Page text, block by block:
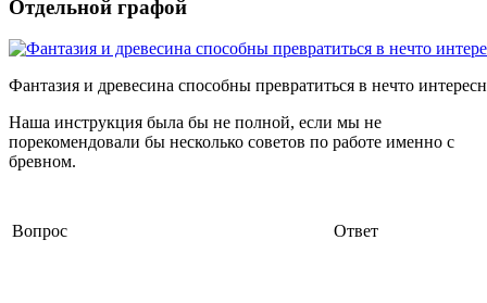
Отдельной графой
Фантазия и древесина способны превратиться в нечто
Наша инструкция была бы не полной, если мы не
порекомендовали бы несколько советов по работе именно с
бревном.
Вопрос Ответ